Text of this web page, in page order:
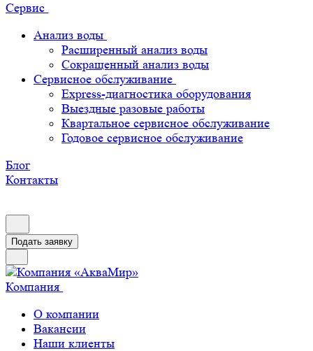
Сервис
Анализ воды
Расширенный анализ воды
Сокращенный анализ воды
Сервисное обслуживание
Express-диагностика оборудования
Выездные разовые работы
Квартальное сервисное обслуживание
Годовое сервисное обслуживание
Блог
Контакты
Подать заявку
Компания
О компании
Вакансии
Наши клиенты